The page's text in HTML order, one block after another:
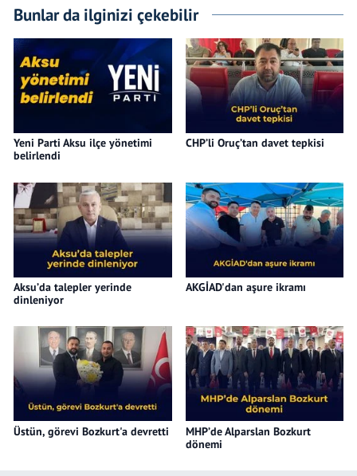
Bunlar da ilginizi çekebilir
Yeni Parti Aksu ilçe yönetimi
belirlendi
CHP’li Oruç’tan davet tepkisi
Aksu’da talepler yerinde
dinleniyor
AKGİAD'dan aşure ikramı
Üstün, görevi Bozkurt'a devretti
MHP’de Alparslan Bozkurt
dönemi